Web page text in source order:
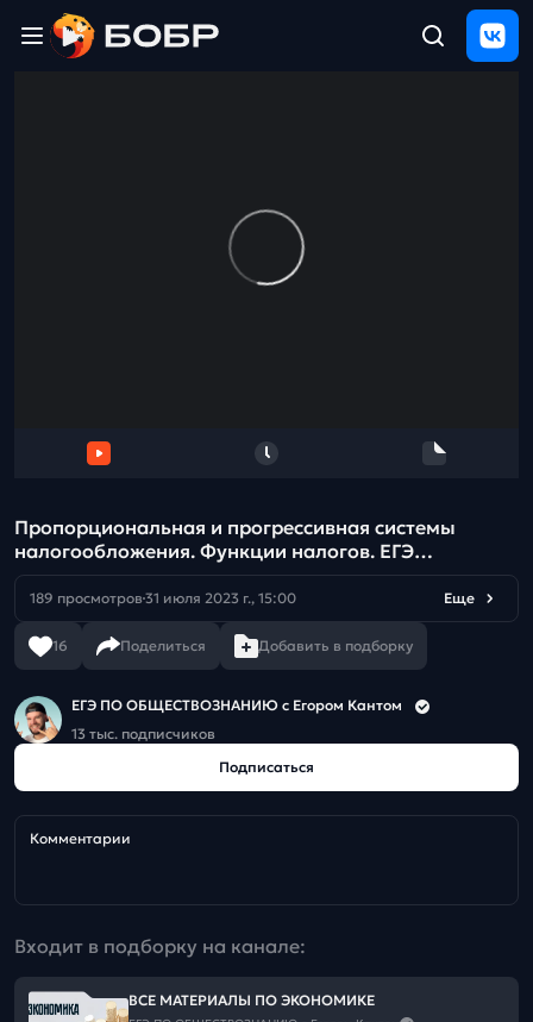
Пропорциональная и прогрессивная системы
налогообложения. Функции налогов. ЕГЭ
обществознание
189 просмотров 31 июля 2023 г., 15:00 Еще
16 Поделиться Добавить в подборку
ЕГЭ ПО ОБЩЕСТВОЗНАНИЮ c Егором Кантом
13 тыс. подписчиков
Подписаться
Комментарии
Входит в подборку на канале:
ВСЕ МАТЕРИАЛЫ ПО ЭКОНОМИКЕ